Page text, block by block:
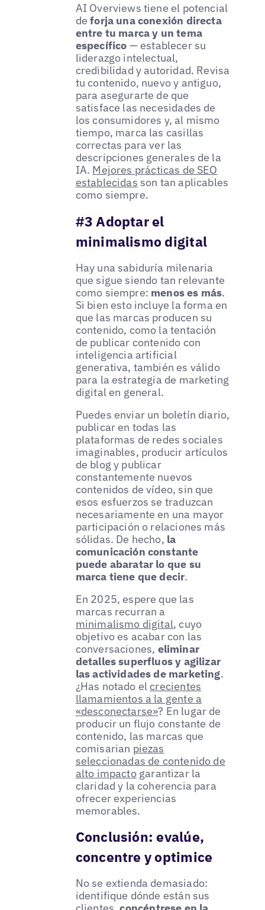
AI Overviews tiene el potencial
deforja una conexión directa
entre tu marca y un tema
específico — establecer su
liderazgo intelectual,
credibilidad y autoridad. Revisa
tu contenido, nuevo y antiguo,
para asegurarte de que
satisface las necesidades de
los consumidores y, al mismo
tiempo, marca las casillas
correctas para ver las
descripciones generales de la
IA. Mejores prácticas de SEO
establecidas son tan aplicables
como siempre.
#3 Adoptar el
minimalismo digital
Hay una sabiduría milenaria
que sigue siendo tan relevante
como siempre: menos es más.
Si bien esto incluye la forma en
que las marcas producen su
contenido, como la tentación
de publicar contenido con
inteligencia artificial
generativa, también es válido
para la estrategia de marketing
digital en general.
Puedes enviar un boletín diario,
publicar en todas las
plataformas de redes sociales
imaginables, producir artículos
de blog y publicar
constantemente nuevos
contenidos de vídeo, sin que
esos esfuerzos se traduzcan
necesariamente en una mayor
participación o relaciones más
sólidas. De hecho, la
comunicación constante
puede abaratar lo que su
marca tiene que decir.
En 2025, espere que las
marcas recurran a
minimalismo digital, cuyo
objetivo es acabar con las
conversaciones, eliminar
detalles superfluos y agilizar
las actividades de marketing.
¿Has notado elcrecientes
llamamientos a la gente a
«desconectarse»? En lugar de
producir un flujo constante de
contenido, las marcas que
comisarian piezas
seleccionadas de contenido de
alto impactogarantizar la
claridad y la coherencia para
ofrecer experiencias
memorables.
Conclusión: evalúe,
concentre y optimice
No se extienda demasiado:
identifique dónde están sus